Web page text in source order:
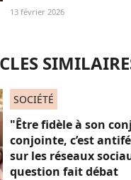
13 février 2026
SOCIÉTÉ
"Être fidèle à son
conjointe, c’est
sur les réseaux
question fait débat